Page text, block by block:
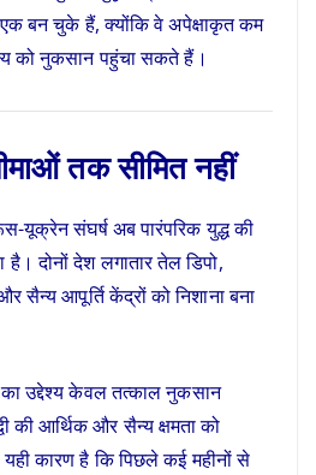
एक बन चुके हैं, क्योंकि वे अपेक्षाकृत कम
को नुकसान पहुंचा सकते हैं।
तक सीमित नहीं
यूक्रेन संघर्ष अब पारंपरिक युद्ध की
दोनों देश लगातार तेल डिपो,
सैन्य आपूर्ति केंद्रों को निशाना बना
का उद्देश्य केवल तत्काल नुकसान
की आर्थिक और सैन्य क्षमता को
कारण है कि पिछले कई महीनों से